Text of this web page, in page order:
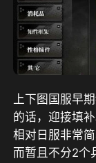
上下图国服早
的话，迎接填补
相对日服非常
而暂且不分2个